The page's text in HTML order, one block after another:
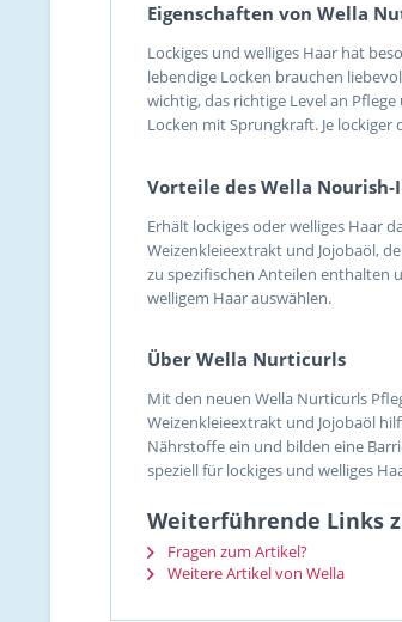
Eigenschaften von Wella
Lockiges und welliges Haar hat
lebendige Locken brauchen
wichtig, das richtige Level an
Locken mit Sprungkraft. Je
Vorteile des Wella Nourish-
Erhält lockiges oder welliges Haar
Weizenkleieextrakt und Jojobaöl,
zu spezifischen Anteilen enthalten
welligem Haar auswählen.
Über Wella Nurticurls
Mit den neuen Wella Nurticurls
Weizenkleieextrakt und Jojobaöl
Nährstoffe ein und bilden eine
speziell für lockiges und welliges
Weiterführende Links
Fragen zum Artikel?
Weitere Artikel von Wella